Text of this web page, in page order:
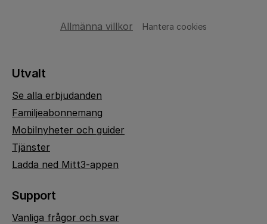
Allmänna villkor Hantera cookies
Utvalt
Se alla erbjudanden
Familjeabonnemang
Mobilnyheter och guider
Tjänster
Ladda ned Mitt3-appen
Support
Vanliga frågor och svar